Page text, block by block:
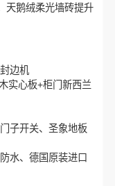
天鹅绒柔光墙砖提升
边机
实心板+柜门新西兰
子开关、圣象地板
水、德国原装进口